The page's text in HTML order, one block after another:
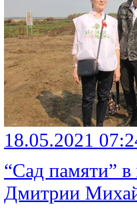
18.05.2021
“Сад памяти”
Дмитрии